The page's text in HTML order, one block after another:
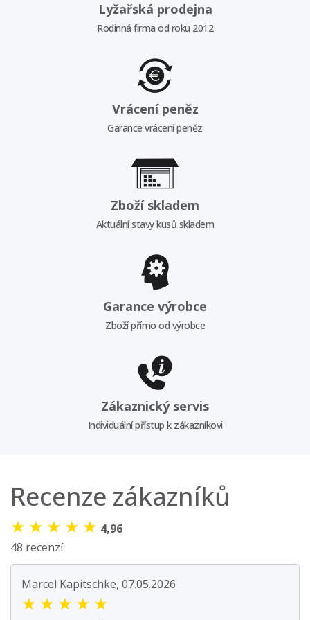
Lyžařská prodejna
Rodinná firma od roku 2012
Vrácení peněz
Garance vrácení peněz
Zboží skladem
Aktuální stavy kusů skladem
Garance výrobce
Zboží přímo od výrobce
Zákaznický servis
Individuální přístup k zákazníkovi
Recenze zákazníků
★ ★ ★ ★ ★ 4,96
48 recenzí
Marcel Kapitschke, 07.05.2026
★ ★ ★ ★ ★